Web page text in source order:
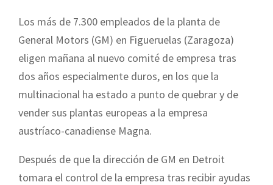
Los más de 7.300 empleados de la planta de
General Motors (GM) en Figueruelas (Zaragoza)
eligen mañana al nuevo comité de empresa tras
dos años especialmente duros, en los que la
multinacional ha estado a punto de quebrar y de
vender sus plantas europeas a la empresa
austríaco-canadiense Magna.
Después de que la dirección de GM en Detroit
tomara el control de la empresa tras recibir ayudas